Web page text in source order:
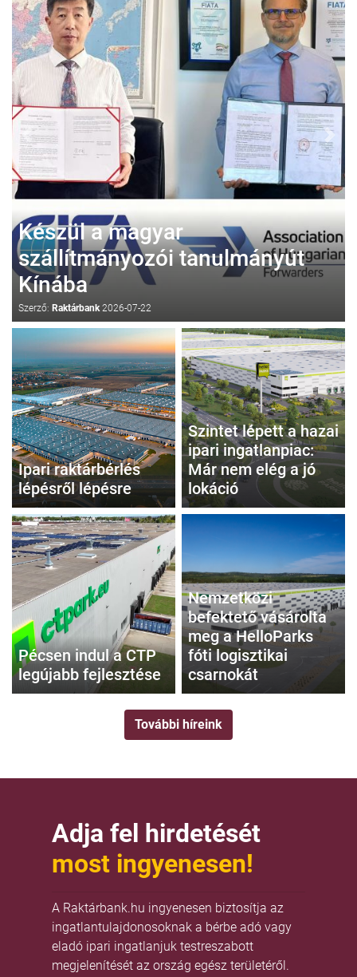
Készül a magyar
szállítmányozói tanulmányút
Kínába
Szerző: Raktárbank 2026-07-22
Previous Next
Ipari raktárbérlés
lépésről lépésre
Szintet lépett a hazai
ipari ingatlanpiac:
Már nem elég a jó
lokáció
Pécsen indul a CTP
legújabb fejlesztése
Nemzetközi
befektető vásárolta
meg a HelloParks
fóti logisztikai
csarnokát
További híreink
Adja fel hirdetését
most ingyenesen!
A Raktárbank.hu ingyenesen biztosítja az
ingatlantulajdonosoknak a bérbe adó vagy
eladó ipari ingatlanjuk testreszabott
megjelenítését az ország egész területéről.